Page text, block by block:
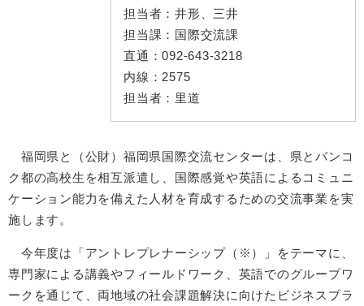
担当者： 井形、三井
担当課： 国際交流課
直通：092-643-3218
内線： 2575
担当者： 里道
福岡県と（公財）福岡県国際交流センターは、県とバンコ
ク都の高校生を相互派遣し、国際感覚や英語によるコミュニ
ケーション能力を備えた人材を育成するための交流事業を実
施します。
今年度は「アントレプレナーシップ（※）」をテーマに、
専門家による講義やフィールドワーク、英語でのグループワ
ークを通じて、両地域の社会課題解決に向けたビジネスプラ